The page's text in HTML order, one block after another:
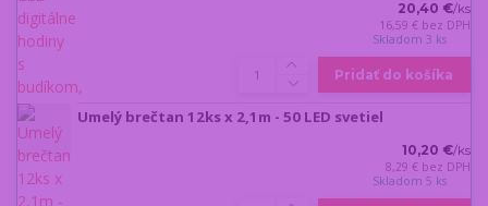
20,40 €/ks
16,59 € bez DPH
Skladom 3 ks
Pridať do košíka
Umelý brečtan 12ks x 2,1m - 50 LED svetiel
10,20 €/ks
8,29 € bez DPH
Skladom 5 ks